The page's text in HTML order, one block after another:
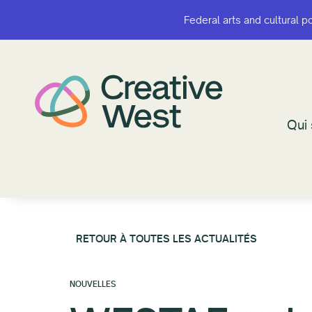
Federal arts and cultural
Qui
Federal arts and cultural
Qui
RETOUR À TOUTES LES ACTUALITÉS
NOUVELLES